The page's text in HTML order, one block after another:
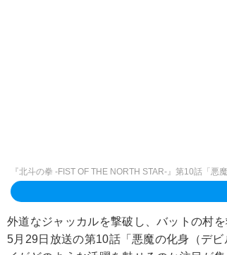
『北斗の拳 -FIST OF THE NORTH STAR-』第10話「悪
外道なジャッカルを撃破し、バットの村
5月29日放送の第10話「悪魔の化身（デ